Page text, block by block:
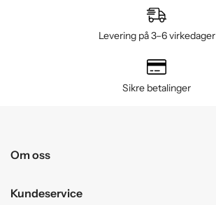
Levering på 3–6 virkedager
Sikre betalinger
Om oss
Kundeservice